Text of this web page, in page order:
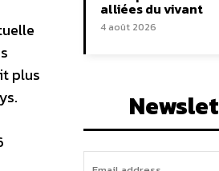
plus
alliées du vivant
4 août 2026